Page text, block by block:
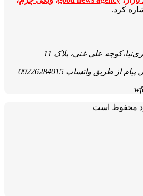
کرد.
علی غنی، پلاک 11
از طریق واتساپ 09226284015
محفوظ است